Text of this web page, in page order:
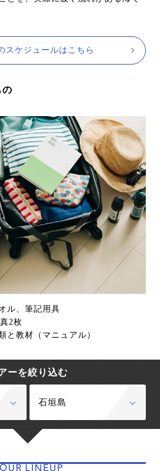
スケジュールはこちら
の
ル、筆記用具
2枚
と教材（マニュアル）
ーを絞り込む
石垣島
LINEUP